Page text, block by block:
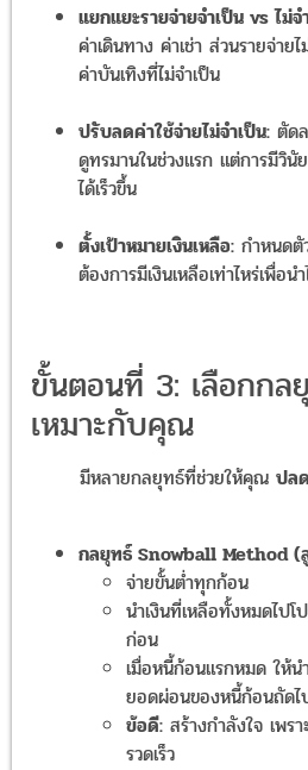
แยกแยะรายจ่ายจำเป็น vs ไม่จ
ค่าเดินทาง ค่าเช่า ส่วนรายจ่า
ค่าบันเทิงที่ไม่จำเป็น
ปรับลดค่าใช้จ่ายไม่จำเป็น: ตัด
ดูทรมานในช่วงแรก แต่การมีวินั
ได้เร็วขึ้น
ตั้งเป้าหมายเงินเหลือ: กำหนดตั
ต้องการมีเงินเหลือเท่าไหร่เพื่อน
ขั้นตอนที่ 3: เลือกก
เหมาะกับคุณ
มีหลายกลยุทธ์ที่ช่วยให้คุณ ปล
กลยุทธ์ Snowball Method (
จ่ายขั้นต่ำทุกก้อน
นำเงินที่เหลือทั้งหมดไป
ก่อน
เมื่อหนี้ก้อนแรกหมด ให้น
ยอดผ่อนของหนี้ก้อนถัดไ
ข้อดี: สร้างกำลังใจ เพร
รวดเร็ว